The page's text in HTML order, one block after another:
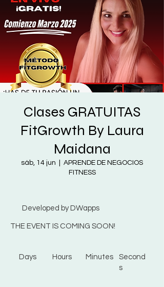
Clases GRATUITAS
FitGrowth By Laura
Maidana
sáb, 14 jun
APRENDE DE NEGOCIOS
FITNESS
Second
s
Minutes
Hours
Days
THE EVENT IS COMING SOON!
Developed by DWapps